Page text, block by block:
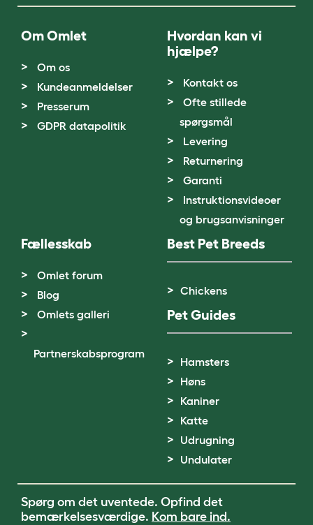
Om Omlet
Om os
Kundeanmeldelser
Presserum
GDPR datapolitik
Hvordan kan vi
hjælpe?
Kontakt os
Ofte stillede
spørgsmål
Levering
Returnering
Garanti
Instruktionsvideoer
og brugsanvisninger
Fællesskab
Omlet forum
Blog
Omlets galleri
Partnerskabsprogram
Best Pet Breeds
Chickens
Pet Guides
Hamsters
Høns
Kaniner
Katte
Udrugning
Undulater
Spørg om det uventede. Opfind det
bemærkelsesværdige. Kom bare ind.